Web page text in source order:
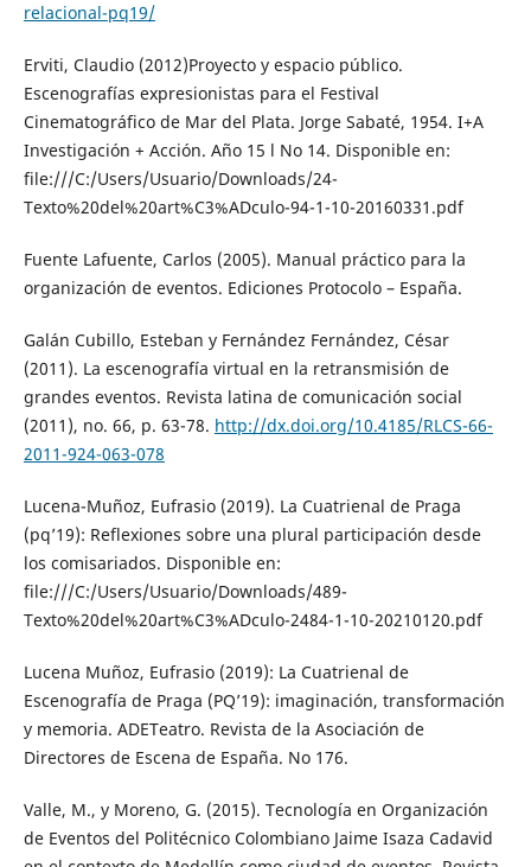
relacional-pq19/
Erviti, Claudio (2012)Proyecto y espacio público.
Escenografías expresionistas para el Festival
Cinematográfico de Mar del Plata. Jorge Sabaté, 1954. I+A
Investigación + Acción. Año 15 l No 14. Disponible en:
file:///C:/Users/Usuario/Downloads/24-
Texto%20del%20art%C3%ADculo-94-1-10-20160331.pdf
Fuente Lafuente, Carlos (2005). Manual práctico para la
organización de eventos. Ediciones Protocolo – España.
Galán Cubillo, Esteban y Fernández Fernández, César
(2011). La escenografía virtual en la retransmisión de
grandes eventos. Revista latina de comunicación social
(2011), no. 66, p. 63-78. http://dx.doi.org/10.4185/RLCS-66-
2011-924-063-078
Lucena-Muñoz, Eufrasio (2019). La Cuatrienal de Praga
(pq’19): Reflexiones sobre una plural participación desde
los comisariados. Disponible en:
file:///C:/Users/Usuario/Downloads/489-
Texto%20del%20art%C3%ADculo-2484-1-10-20210120.pdf
Lucena Muñoz, Eufrasio (2019): La Cuatrienal de
Escenografía de Praga (PQ’19): imaginación, transformación
y memoria. ADETeatro. Revista de la Asociación de
Directores de Escena de España. No 176.
Valle, M., y Moreno, G. (2015). Tecnología en Organización
de Eventos del Politécnico Colombiano Jaime Isaza Cadavid